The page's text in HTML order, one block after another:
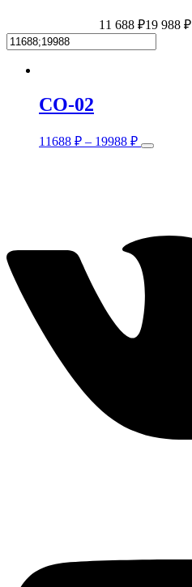
11 688 ₽19 988 ₽
CO-02
11688 ₽ – 19988 ₽
product
may
chosen
on
the
product
page